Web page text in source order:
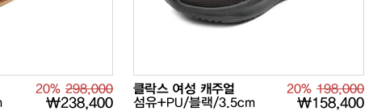
20% 298,000
₩238,400
클락스 여성 캐주얼
섬유+PU/블랙/3.5cm
20% 198,000
₩158,400